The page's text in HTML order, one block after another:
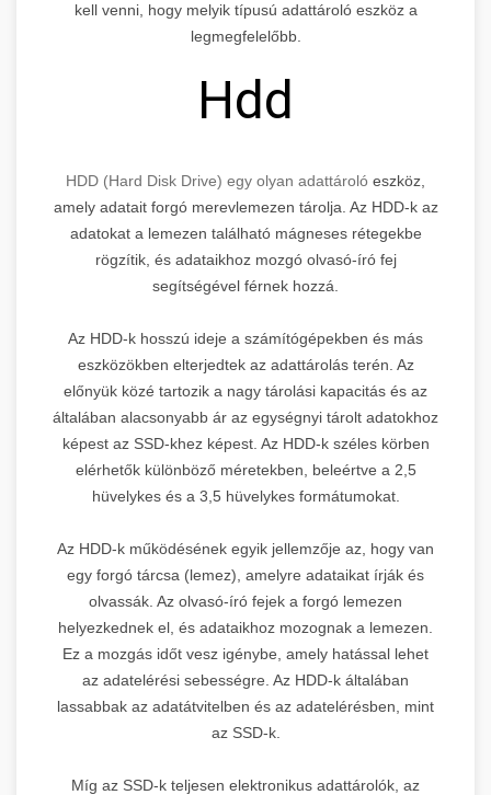
kell venni, hogy melyik típusú adattároló eszköz a
legmegfelelőbb.
Hdd
HDD (Hard Disk Drive) egy olyan adattároló eszköz,
amely adatait forgó merevlemezen tárolja. Az HDD-k az
adatokat a lemezen található mágneses rétegekbe
rögzítik, és adataikhoz mozgó olvasó-író fej
segítségével férnek hozzá.
Az HDD-k hosszú ideje a számítógépekben és más
eszközökben elterjedtek az adattárolás terén. Az
előnyük közé tartozik a nagy tárolási kapacitás és az
általában alacsonyabb ár az egységnyi tárolt adatokhoz
képest az SSD-khez képest. Az HDD-k széles körben
elérhetők különböző méretekben, beleértve a 2,5
hüvelykes és a 3,5 hüvelykes formátumokat.
Az HDD-k működésének egyik jellemzője az, hogy van
egy forgó tárcsa (lemez), amelyre adataikat írják és
olvassák. Az olvasó-író fejek a forgó lemezen
helyezkednek el, és adataikhoz mozognak a lemezen.
Ez a mozgás időt vesz igénybe, amely hatással lehet
az adatelérési sebességre. Az HDD-k általában
lassabbak az adatátvitelben és az adatelérésben, mint
az SSD-k.
Míg az SSD-k teljesen elektronikus adattárolók, az